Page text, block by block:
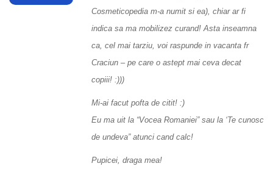
Cosmeticopedia m-a numit si ea), chiar ar fi
indica sa ma mobilizez curand! Asta inseamna
ca, cel mai tarziu, voi raspunde in vacanta fr
Craciun – pe care o astept mai ceva decat
copiii! :)))
Mi-ai facut pofta de citit! :)
Eu ma uit la “Vocea Romaniei” sau la ‘Te cunosc
de undeva” atunci cand calc!
Pupicei, draga mea!